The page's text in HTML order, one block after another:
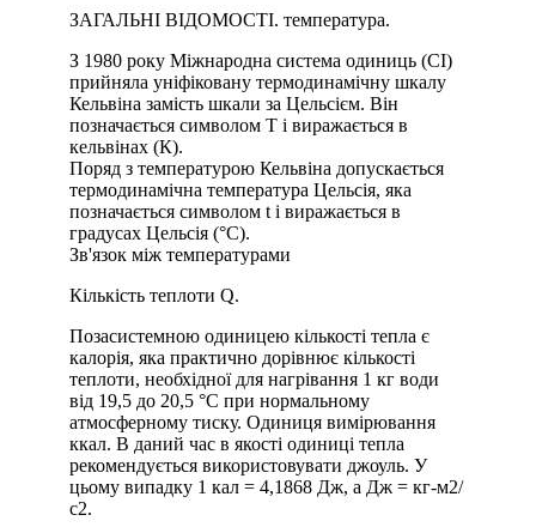
ЗАГАЛЬНІ ВІДОМОСТІ. температура.
З 1980 року Міжнародна система одиниць (СІ)
прийняла уніфіковану термодинамічну шкалу
Кельвіна замість шкали за Цельсієм. Він
позначається символом Т і виражається в
кельвінах (К).
Поряд з температурою Кельвіна допускається
термодинамічна температура Цельсія, яка
позначається символом t і виражається в
градусах Цельсія (°C).
Зв'язок між температурами
Кількість теплоти Q.
Позасистемною одиницею кількості тепла є
калорія, яка практично дорівнює кількості
теплоти, необхідної для нагрівання 1 кг води
від 19,5 до 20,5 °С при нормальному
атмосферному тиску. Одиниця вимірювання
ккал. В даний час в якості одиниці тепла
рекомендується використовувати джоуль. У
цьому випадку 1 кал = 4,1868 Дж, а Дж = кг-м2/
с2.